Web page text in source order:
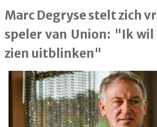
Marc Degryse stelt zich
speler van Union: "Ik wil
zien uitblinken"